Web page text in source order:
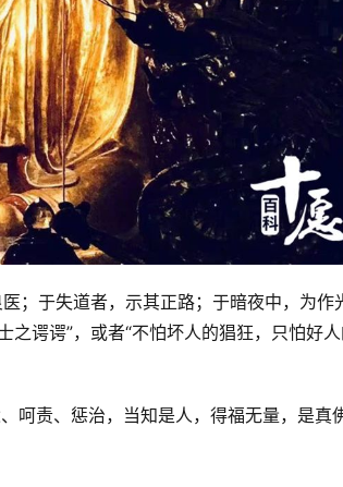
；于失道者，示其正路；于暗夜中，为作
之谔谔”，或者“不怕坏人的猖狂，只怕好
呵责、惩治，当知是人，得福无量，是真